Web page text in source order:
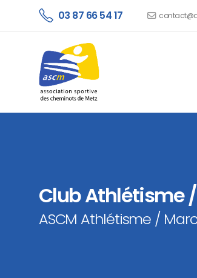
03 87 66 54 17
Club Athlétisme
ASCM Athlétisme /